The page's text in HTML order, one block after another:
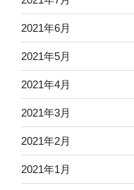
2021年6月
2021年5月
2021年4月
2021年3月
2021年2月
2021年1月